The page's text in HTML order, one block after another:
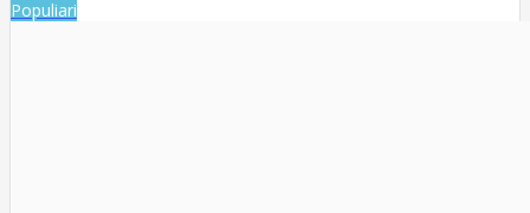
Populiari